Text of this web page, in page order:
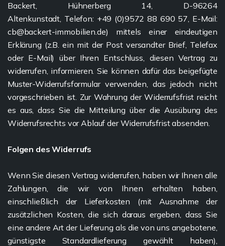
Backert, Hühnerberg 14, D-96264
Altenkunstadt, Telefon: +49 (0)9572 88 690 57, E-Mail:
cb@backert-immobilien.de) mittels einer eindeutigen
Erklärung (z.B. ein mit der Post versandter Brief, Telefax
oder E-Mail) über Ihren Entschluss, diesen Vertrag zu
widerrufen, informieren. Sie können dafür das beigefügte
Muster-Widerrufsformular verwenden, das jedoch nicht
vorgeschrieben ist. Zur Wahrung der Widerrufsfrist reicht
es aus, dass Sie die Mitteilung über die Ausübung des
Widerrufsrechts vor Ablauf der Widerrufsfrist absenden.
Folgen des Widerrufs
Wenn Sie diesen Vertrag widerrufen, haben wir Ihnen alle
Zahlungen, die wir von Ihnen erhalten haben,
einschließlich der Lieferkosten (mit Ausnahme der
zusätzlichen Kosten, die sich daraus ergeben, dass Sie
eine andere Art der Lieferung als die von uns angebotene,
günstigste Standardlieferung gewählt haben),